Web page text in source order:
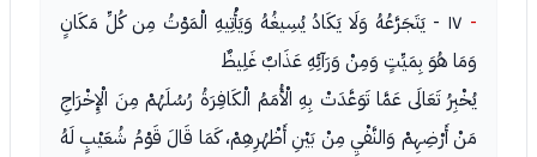
-
١٧ - يَتَجَرَّعُهُ وَلَا يَكَادُ يُسِيغُهُ وَيَأْتِيهِ الْمَوْتُ مِن كُلِّ مَكَانٍ
وَمَا هُوَ بِمَيِّتٍ وَمِنْ وَرَآئِهِ عَذَابٌ غَلِيظٌ
يُخْبِرُ تَعَالَى عَمَّا تَوَعَّدَتْ بِهِ الْأُمَمُ الْكَافِرَةُ رُسُلَهُمْ مِنَ الْإِخْرَاجِ
مَنْ أَرْضِهِمْ وَالنَّفْيِ مِنْ بَيْنِ أَظْهُرِهِمْ، كَمَا قَالَ قَوْمُ شُعَيْبٍ لَهُ